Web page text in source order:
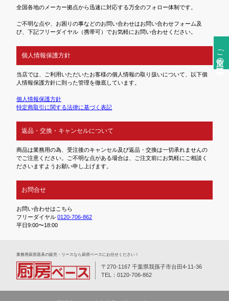
ご注文前の確認事項
全国各地のメーカー拠点から迅速に対応する万全のフォロー体制です。
ご不明な点や、お困りの事などのお問い合わせはお問い合わせフォーム及
び、下記フリーダイヤル（携帯可）でお気軽にお問い合わせください。
個人情報保護方針
当店では、ご利用いただいたお客様の個人情報の取り扱いについて、以下個
人情報保護方針に則った管理を徹底しています。
個人情報保護方針
特定商取引に関する法律に基づく表記
返品・交換・キャンセルについて
商品は業務用の為、受注後のキャンセル及び返品・交換は一切承れませんの
でご注意ください。ご不明な点がある場合は、ご注文前にお気軽にご相談く
ださいますようお願い申し上げます。
お問合せ
お問い合わせはこちら
フリーダイヤル0120-706-862
平日9:00〜18:00
業務⽤厨房器具の販売・リースなら厨房ベースにお任せください！
〒270-1167 千葉県我孫子市台田4-11-36
TEL：0120-706-862